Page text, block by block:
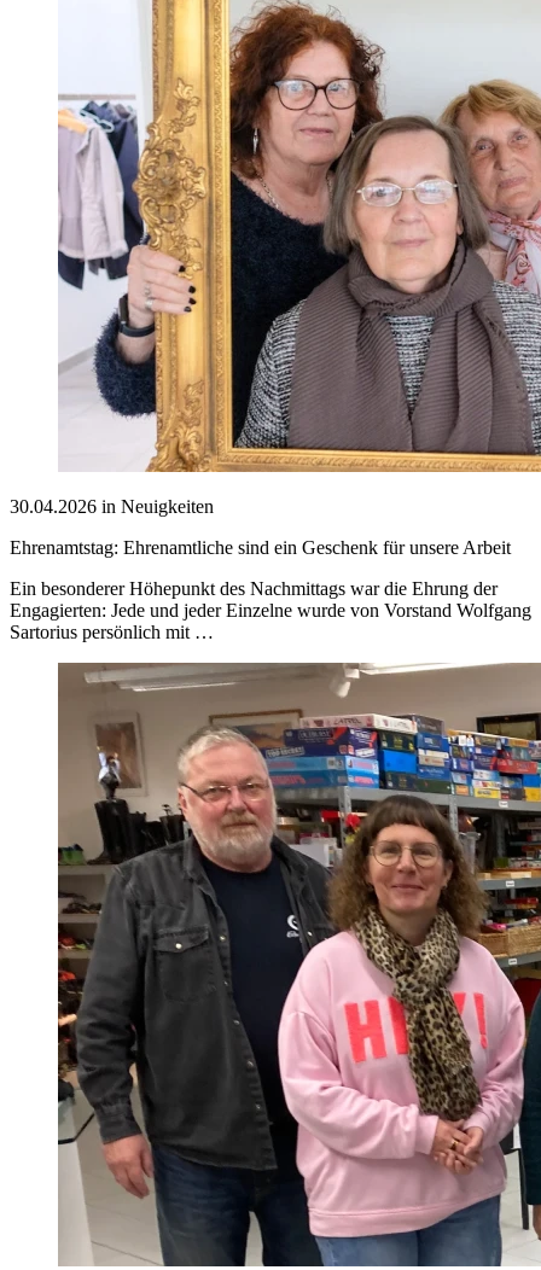
30.04.2026 in Neuigkeiten
Ehrenamtstag: Ehrenamtliche sind ein Geschenk für unsere Arbeit
Ein besonderer Höhepunkt des Nachmittags war die Ehrung der
Engagierten: Jede und jeder Einzelne wurde von Vorstand Wolfgang
Sartorius persönlich mit …